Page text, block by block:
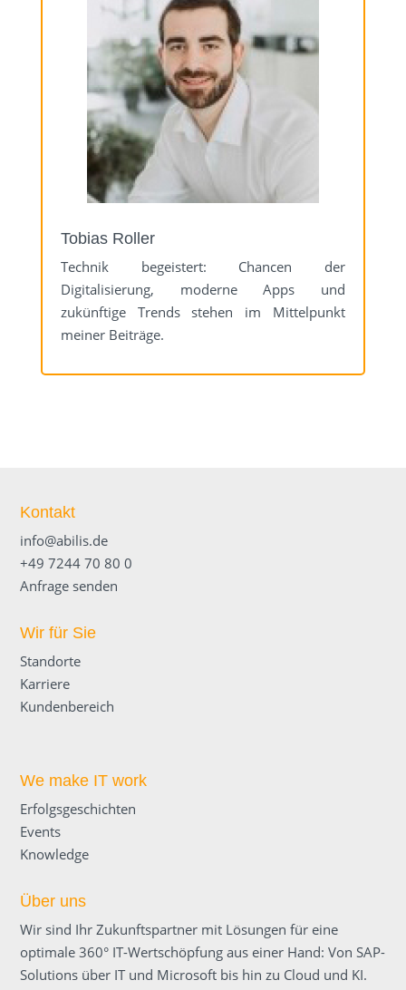
Tobias Roller
Technik begeistert: Chancen der
Digitalisierung, moderne Apps und
zukünftige Trends stehen im Mittelpunkt
meiner Beiträge.
Kontakt
info@abilis.de
+49 7244 70 80 0
Anfrage senden
Wir für Sie
Standorte
Karriere
Kundenbereich
We make IT work
Erfolgsgeschichten
Events
Knowledge
Über uns
Wir sind Ihr Zukunftspartner mit Lösungen für eine
optimale 360° IT-Wertschöpfung aus einer Hand: Von SAP-
Solutions über IT und Microsoft bis hin zu Cloud und KI.